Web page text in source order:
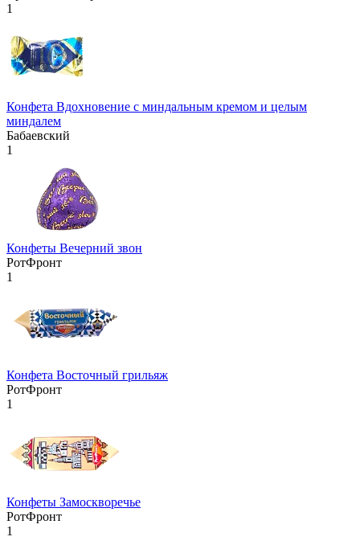
1
Конфета Вдохновение с миндальным кремом и целым
миндалем
Бабаевский
1
Конфеты Вечерний звон
РотФронт
1
Конфета Восточный грильяж
РотФронт
1
Конфеты Замоскворечье
РотФронт
1